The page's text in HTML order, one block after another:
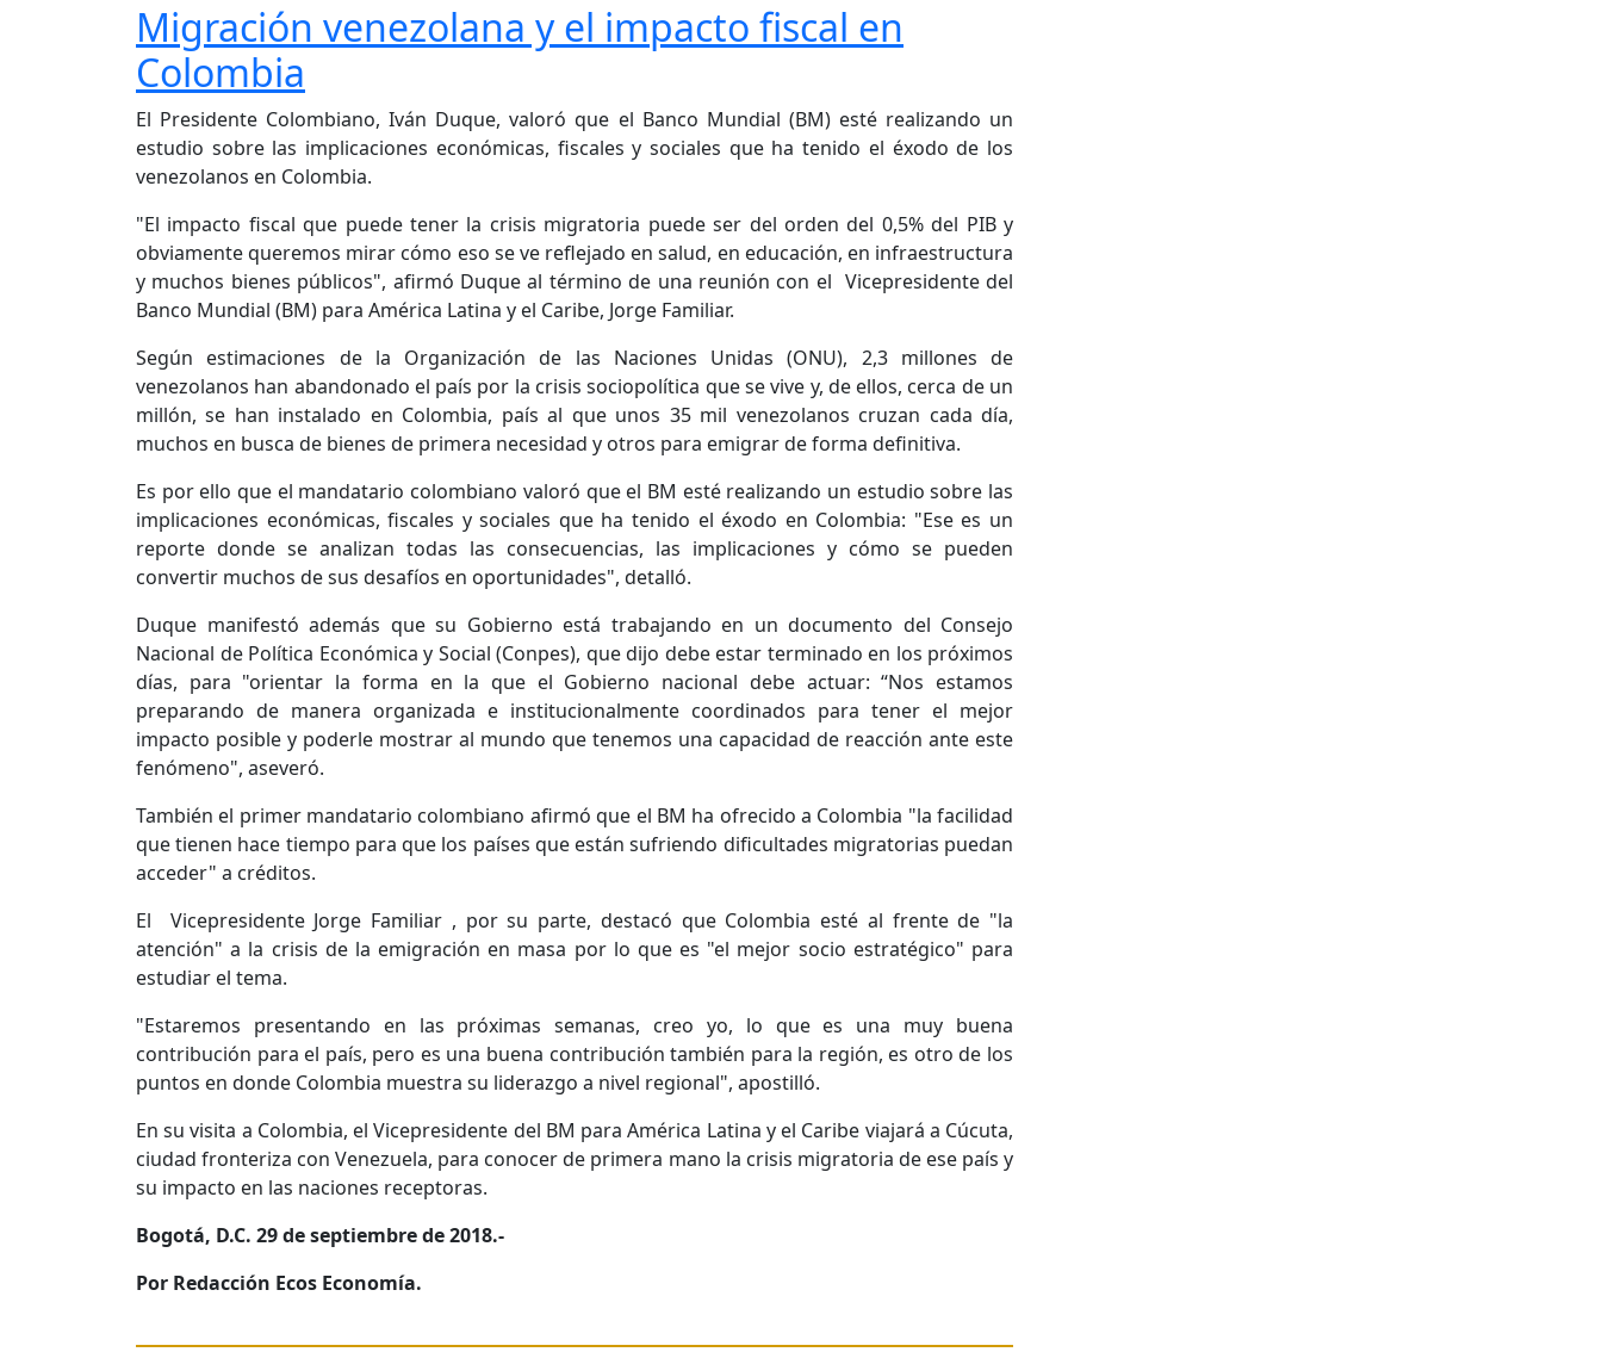
Migración venezolana y el impacto fiscal en
Colombia
El Presidente Colombiano, Iván Duque, valoró que el Banco Mundial (BM) esté realizando un
estudio sobre las implicaciones económicas, fiscales y sociales que ha tenido el éxodo de los
venezolanos en Colombia.
"El impacto fiscal que puede tener la crisis migratoria puede ser del orden del 0,5% del PIB y
obviamente queremos mirar cómo eso se ve reflejado en salud, en educación, en infraestructura
y muchos bienes públicos", afirmó Duque al término de una reunión con el Vicepresidente del
Banco Mundial (BM) para América Latina y el Caribe, Jorge Familiar.
Según estimaciones de la Organización de las Naciones Unidas (ONU), 2,3 millones de
venezolanos han abandonado el país por la crisis sociopolítica que se vive y, de ellos, cerca de un
millón, se han instalado en Colombia, país al que unos 35 mil venezolanos cruzan cada día,
muchos en busca de bienes de primera necesidad y otros para emigrar de forma definitiva.
Es por ello que el mandatario colombiano valoró que el BM esté realizando un estudio sobre las
implicaciones económicas, fiscales y sociales que ha tenido el éxodo en Colombia: "Ese es un
reporte donde se analizan todas las consecuencias, las implicaciones y cómo se pueden
convertir muchos de sus desafíos en oportunidades", detalló.
Duque manifestó además que su Gobierno está trabajando en un documento del Consejo
Nacional de Política Económica y Social (Conpes), que dijo debe estar terminado en los próximos
días, para "orientar la forma en la que el Gobierno nacional debe actuar: “Nos estamos
preparando de manera organizada e institucionalmente coordinados para tener el mejor
impacto posible y poderle mostrar al mundo que tenemos una capacidad de reacción ante este
fenómeno", aseveró.
También el primer mandatario colombiano afirmó que el BM ha ofrecido a Colombia "la facilidad
que tienen hace tiempo para que los países que están sufriendo dificultades migratorias puedan
acceder" a créditos.
El Vicepresidente Jorge Familiar , por su parte, destacó que Colombia esté al frente de "la
atención" a la crisis de la emigración en masa por lo que es "el mejor socio estratégico" para
estudiar el tema.
"Estaremos presentando en las próximas semanas, creo yo, lo que es una muy buena
contribución para el país, pero es una buena contribución también para la región, es otro de los
puntos en donde Colombia muestra su liderazgo a nivel regional", apostilló.
En su visita a Colombia, el Vicepresidente del BM para América Latina y el Caribe viajará a Cúcuta,
ciudad fronteriza con Venezuela, para conocer de primera mano la crisis migratoria de ese país y
su impacto en las naciones receptoras.
Bogotá, D.C. 29 de septiembre de 2018.-
Por Redacción Ecos Economía.